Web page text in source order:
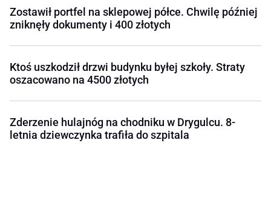
Zostawił portfel na sklepowej półce. Chwilę później
zniknęły dokumenty i 400 złotych
Ktoś uszkodził drzwi budynku byłej szkoły. Straty
oszacowano na 4500 złotych
Zderzenie hulajnóg na chodniku w Drygulcu. 8-
letnia dziewczynka trafiła do szpitala